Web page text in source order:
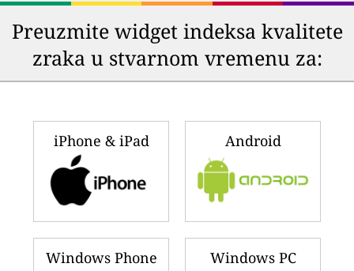
Preuzmite widget indeksa kvalitete
zraka u stvarnom vremenu za:
iPhone & iPad Android
Windows Phone Windows PC